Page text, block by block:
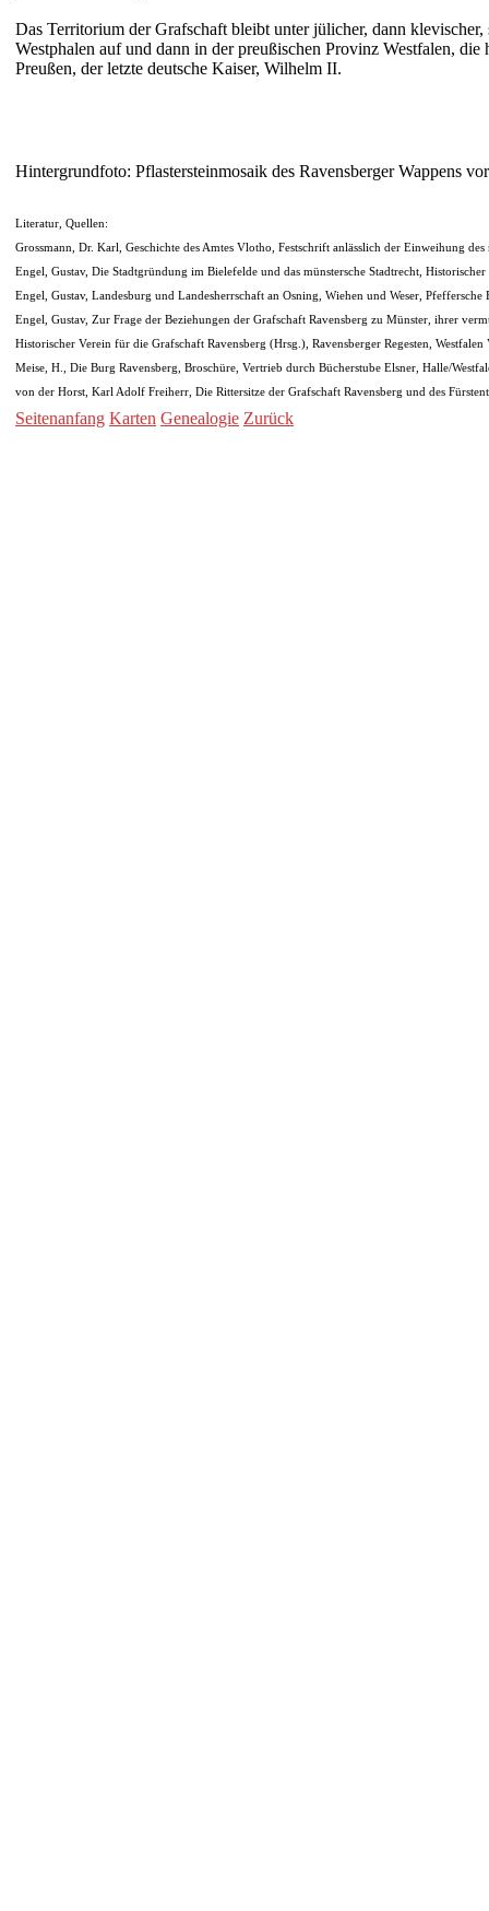
Das Terri­torium der Graf­schaft bleibt unter jüli­cher, dann klevi­scher,
West­phalen auf und dann in der preu­ßischen Provinz West­falen,
Preu­ßen, der letzte deutsche Kaiser, Wil­helm II.
Hinter­grund­foto: Pflaster­stein­mosaik des Ravens­berger Wap­pens
Literatur, Quellen:
Grossmann, Dr. Karl, Geschichte des Amtes Vlotho, Festschrift anlässlich der Einwei­hung
Engel, Gustav, Die Stadt­grün­­dung im Biele­felde und das mün­stersche Stadt­recht,
Engel, Gustav, Landes­burg und Landes­herr­schaft an Osning, Wiehen und Weser,
Engel, Gustav, Zur Frage der Bezie­hungen der Graf­schaft Ravens­berg zu Münster, ihrer
Histo­ri­scher Verein für die Graf­schaft Ravens­berg (Hrsg.), Ravens­berger Regesten,
Meise, H., Die Burg Ravens­berg, Broschüre, Vertrieb durch Bücher­stube Elsner, Halle/
von der Horst, Karl Adolf Frei­herr, Die Ritter­sitze der Graf­schaft Ravens­berg und des
Seitenanfang Karten Genealogie Zurück